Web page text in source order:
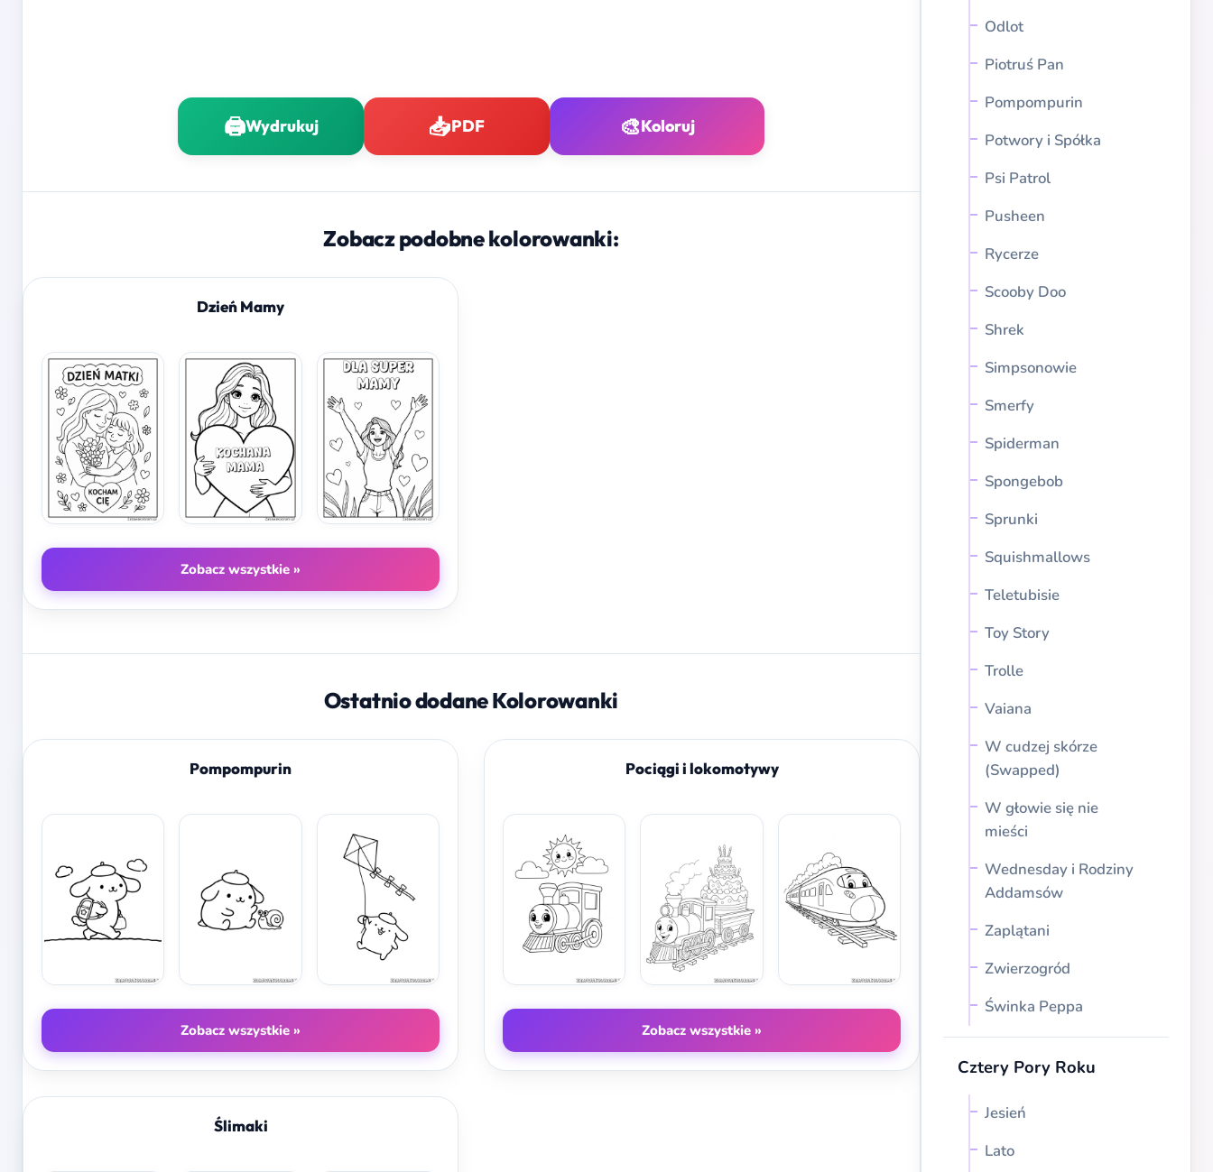
Odlot
Piotruś Pan
Pompompurin
Potwory i Spółka
Psi Patrol
Pusheen
Rycerze
Scooby Doo
Shrek
Simpsonowie
Smerfy
Spiderman
Spongebob
Sprunki
Squishmallows
Teletubisie
Toy Story
Trolle
Vaiana
W cudzej skórze
(Swapped)
W głowie się nie
mieści
Wednesday i Rodziny
Addamsów
Zaplątani
Zwierzogród
Świnka Peppa
Cztery Pory Roku
Jesień
Lato
🖨️Wydrukuj 📥PDF 🎨Koloruj
Zobacz podobne kolorowanki:
Dzień Mamy
Zobacz wszystkie »
Ostatnio dodane Kolorowanki
Pompompurin
Zobacz wszystkie »
Pociągi i lokomotywy
Zobacz wszystkie »
Ślimaki